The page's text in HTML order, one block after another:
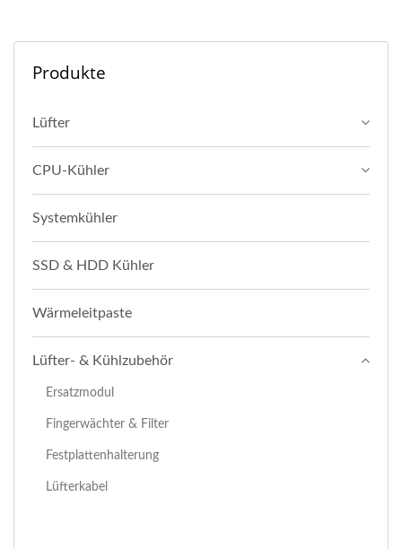
Produkte
Lüfter
CPU-Kühler
Systemkühler
SSD & HDD Kühler
Wärmeleitpaste
Lüfter- & Kühlzubehör
Ersatzmodul
Fingerwächter & Filter
Festplattenhalterung
Lüfterkabel